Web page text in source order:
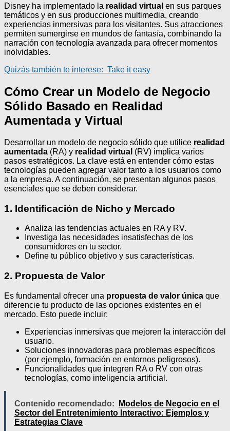
Disney ha implementado la realidad virtual en sus parques
temáticos y en sus producciones multimedia, creando
experiencias inmersivas para los visitantes. Sus atracciones
permiten sumergirse en mundos de fantasía, combinando la
narración con tecnología avanzada para ofrecer momentos
inolvidables.
Quizás también te interese: Take it easy
Cómo Crear un Modelo de Negocio
Sólido Basado en Realidad
Aumentada y Virtual
Desarrollar un modelo de negocio sólido que utilice realidad
aumentada (RA) y realidad virtual (RV) implica varios
pasos estratégicos. La clave está en entender cómo estas
tecnologías pueden agregar valor tanto a los usuarios como
a la empresa. A continuación, se presentan algunos pasos
esenciales que se deben considerar.
1. Identificación de Nicho y Mercado
Analiza las tendencias actuales en RA y RV.
Investiga las necesidades insatisfechas de los
consumidores en tu sector.
Define tu público objetivo y sus características.
2. Propuesta de Valor
Es fundamental ofrecer una propuesta de valor única que
diferencie tu producto de las opciones existentes en el
mercado. Esto puede incluir:
Experiencias inmersivas que mejoren la interacción del
usuario.
Soluciones innovadoras para problemas específicos
(por ejemplo, formación en entornos peligrosos).
Funcionalidades que integren RA o RV con otras
tecnologías, como inteligencia artificial.
Contenido recomendado:
Modelos de Negocio en el
Sector del Entretenimiento Interactivo: Ejemplos y
Estrategias Clave